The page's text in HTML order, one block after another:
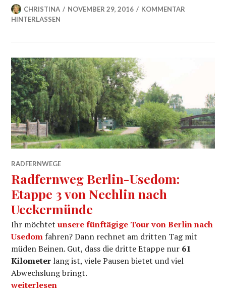
CHRISTINA NOVEMBER 29, 2016
KOMMENTAR
HINTERLASSEN
RADFERNWEGE
Radfernweg Berlin-Usedom:
Etappe 3 von Nechlin nach
Ueckermünde
Ihr möchtetunsere fünftägige Tour von Berlin nach
Usedom fahren? Dann rechnet am dritten Tag mit
müden Beinen. Gut, dass die dritte Etappe nur 61
Kilometer lang ist, viele Pausen bietet und viel
Abwechslung bringt.
„Radfernweg Berlin-Usedom: Etappe 3 von Nechlin
weiterlesen